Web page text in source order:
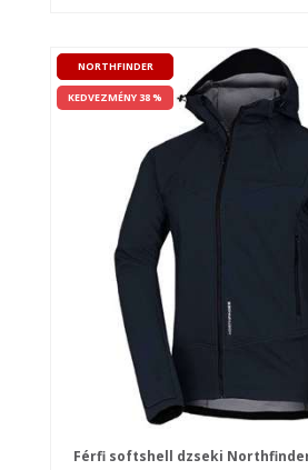
NORTHFINDER
KEDVEZMÉNY 38 %
Férfi softshell dzseki